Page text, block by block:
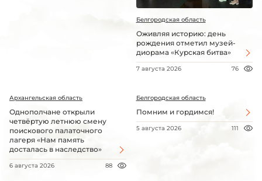
Белгородская область
Оживляя историю: день
рождения отметил музей-
диорама «Курская битва»
7 августа 2026 76
Архангельская область
Однополчане открыли
четвёртую летнюю смену
поискового палаточного
лагеря «Нам память
досталась в наследство»
6 августа 2026 88
Белгородская область
Помним и гордимся!
5 августа 2026 111